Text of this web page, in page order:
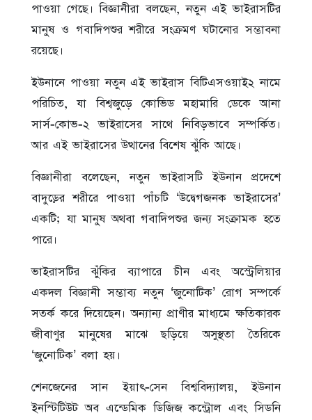
পাওয়া গেছে। বিজ্ঞানীরা বলছেন, নতুন এই ভাইরাসটির
মানুষ ও গবাদিপশুর শরীরে সংক্রমণ ঘটানোর সম্ভাবনা
রয়েছে।
ইউনানে পাওয়া নতুন এই ভাইরাস বিটিএসওয়াই২ নামে
পরিচিত, যা বিশ্বজুড়ে কোভিড মহামারি ডেকে আনা
সার্স-কোভ-২ ভাইরাসের সাথে নিবিড়ভাবে সম্পর্কিত।
আর এই ভাইরাসের উত্থানের বিশেষ ঝুঁকি আছে।
বিজ্ঞানীরা বলেছেন, নতুন ভাইরাসটি ইউনান প্রদেশে
বাদুড়ের শরীরে পাওয়া পাঁচটি ‘উদ্বেগজনক ভাইরাসের’
একটি; যা মানুষ অথবা গবাদিপশুর জন্য সংক্রামক হতে
পারে।
ভাইরাসটির ঝুঁকির ব্যাপারে চীন এবং অস্ট্রেলিয়ার
একদল বিজ্ঞানী সম্ভাব্য নতুন ‘জুনোটিক’ রোগ সম্পর্কে
সতর্ক করে দিয়েছেন। অন্যান্য প্রাণীর মাধ্যমে ক্ষতিকারক
জীবাণুর মানুষের মাঝে ছড়িয়ে অসুস্থতা তৈরিকে
‘জুনোটিক’ বলা হয়।
শেনজেনের সান ইয়াৎ-সেন বিশ্ববিদ্যালয়, ইউনান
ইনস্টিটিউট অব এন্ডেমিক ডিজিজ কন্ট্রোল এবং সিডনি